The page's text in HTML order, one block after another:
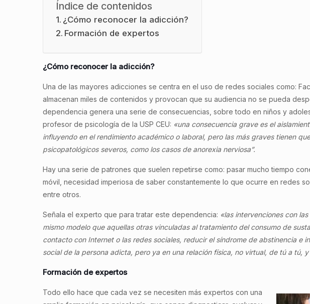
Índice de contenidos
¿Cómo reconocer la adicción?
Formación de expertos
¿Cómo reconocer la adicción?
Una de las mayores adicciones se centra en el uso de redes sociales como:
almacenan miles de contenidos y provocan que su audiencia no se pueda
dependencia genera una serie de consecuencias, sobre todo en niños y
profesor de psicología de la USP CEU: «una consecuencia grave es el
influyendo en el rendimiento académico o laboral, pero las más graves tienen
psicopatológicos severos, como los casos de anorexia nerviosa”.
Hay una serie de patrones que suelen repetirse como: pasar mucho tiempo
móvil, necesidad imperiosa de saber constantemente lo que ocurre en redes
entre otros.
Señala el experto que para tratar este dependencia: «las intervenciones con
mismo modelo que aquellas otras vinculadas al tratamiento del consumo de
contacto con Internet o las redes sociales, reducir el síndrome de abstinencia e
social de la persona adicta, pero ya en una relación física, no virtual, de tú a tú,
Formación de expertos
Todo ello hace que cada vez se necesiten más expertos con una